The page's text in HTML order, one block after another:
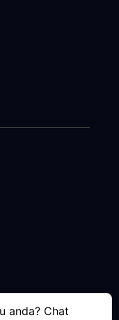
anda? Chat